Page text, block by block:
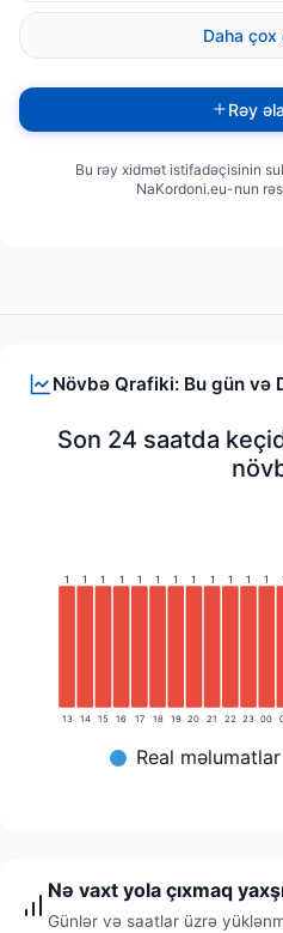
Növbə Qrafiki: Bu gün və
Son 24 saatda
1
13
1
14
1
15
1
16
1
17
1
18
1
19
1
20
1
21
1
22
1
23
1
00
Real məlumatlar
Nə vaxt yola çıxmaq
Günlər və saatlar üzrə
Daha çox
Rəy
Bu rəy xidmət istifadəçisinin
NaKordoni.eu-nun